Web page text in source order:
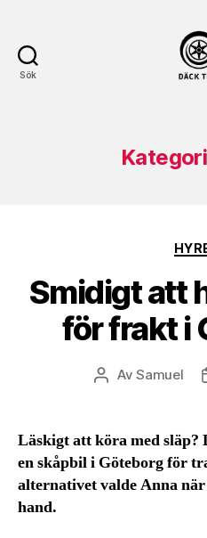
Sök
Smidigt att
för frakt i
AvSamuel
Läskigt att köra med släp?
en skåpbil i Göteborg för
alternativet valde Anna
hand.